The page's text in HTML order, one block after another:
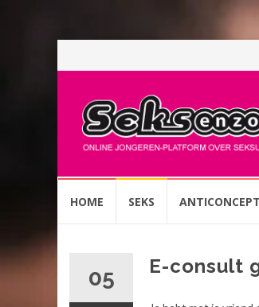
naarHOME SEKS
05 E-consult